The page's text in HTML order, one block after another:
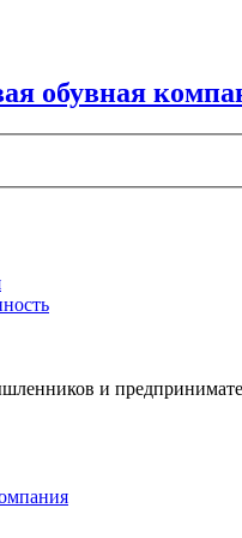
обувная
и